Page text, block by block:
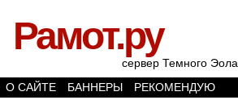
Рамот.ру
сервер Темного Эола
О САЙТЕ
БАННЕРЫ РЕКОМЕНДУЮ